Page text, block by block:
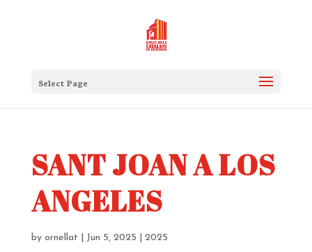
Select Page
SANT JOAN A LOS
ANGELES
by ornellat Jun 5, 2025 2025